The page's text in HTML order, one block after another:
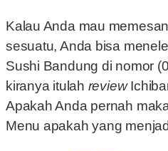
Kalau Anda mau
sesuatu, Anda bisa
Sushi Bandung di nomor
kiranya itulah review
Apakah Anda pernah
Menu apakah yang